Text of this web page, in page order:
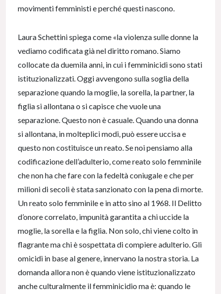
movimenti femministi e perché questi nascono.
Laura Schettini spiega come «la violenza sulle donne la
vediamo codificata già nel diritto romano. Siamo
collocate da duemila anni, in cui i femminicidi sono stati
istituzionalizzati. Oggi avvengono sulla soglia della
separazione quando la moglie, la sorella, la partner, la
figlia si allontana o si capisce che vuole una
separazione. Questo non è casuale. Quando una donna
si allontana, in molteplici modi, può essere uccisa e
questo non costituisce un reato. Se noi pensiamo alla
codificazione dell’adulterio, come reato solo femminile
che non ha che fare con la fedeltà coniugale e che per
milioni di secoli è stata sanzionato con la pena di morte.
Un reato solo femminile e in atto sino al 1968. Il Delitto
d’onore correlato, impunità garantita a chi uccide la
moglie, la sorella e la figlia. Non solo, chi viene colto in
flagrante ma chi è sospettata di compiere adulterio. Gli
omicidi in base al genere, innervano la nostra storia. La
domanda allora non è quando viene istituzionalizzato
anche culturalmente il femminicidio ma è: quando le